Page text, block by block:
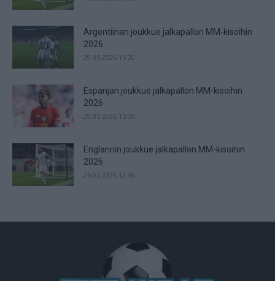
Argentiinan joukkue jalkapallon MM-kisoihin
2026
29.05.2026 15:20
Espanjan joukkue jalkapallon MM-kisoihin
2026
29.05.2026 15:09
Englannin joukkue jalkapallon MM-kisoihin
2026
25.05.2026 12:46